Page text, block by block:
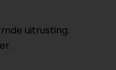
uitrusting.